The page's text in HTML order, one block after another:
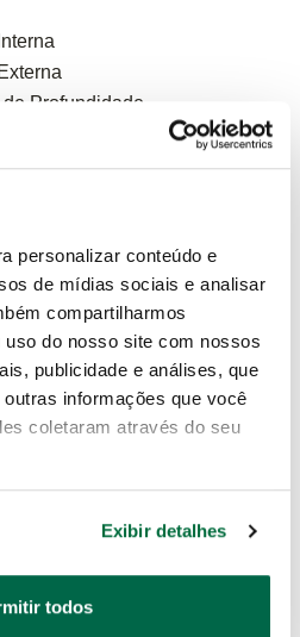
personalizar conteúdo e
de mídias sociais e analisar
compartilharmos
do nosso site com nossos
publicidade e análises, que
informações que você
coletaram através do seu
Exibir detalhes
todos
Profundidade